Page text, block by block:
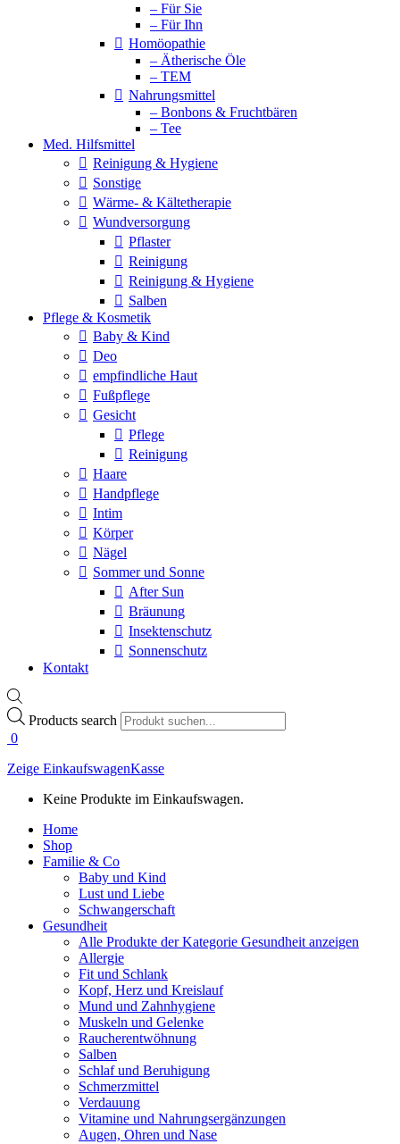
– Für Sie
– Für Ihn
Homöopathie
– Ätherische Öle
– TEM
Nahrungsmittel
– Bonbons & Fruchtbären
– Tee
Med. Hilfsmittel
Reinigung & Hygiene
Sonstige
Wärme- & Kältetherapie
Wundversorgung
Pflaster
Reinigung
Reinigung & Hygiene
Salben
Pflege & Kosmetik
Baby & Kind
Deo
empfindliche Haut
Fußpflege
Gesicht
Pflege
Reinigung
Haare
Handpflege
Intim
Körper
Nägel
Sommer und Sonne
After Sun
Bräunung
Insektenschutz
Sonnenschutz
Kontakt
Products search
0
Zeige EinkaufswagenKasse
Keine Produkte im Einkaufswagen.
Home
Shop
Familie & Co
Baby und Kind
Lust und Liebe
Schwangerschaft
Gesundheit
Alle Produkte der Kategorie Gesundheit anzeigen
Allergie
Fit und Schlank
Kopf, Herz und Kreislauf
Mund und Zahnhygiene
Muskeln und Gelenke
Raucherentwöhnung
Salben
Schlaf und Beruhigung
Schmerzmittel
Verdauung
Vitamine und Nahrungsergänzungen
Augen, Ohren und Nase